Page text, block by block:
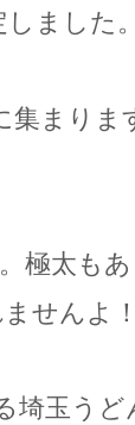
ました。
まりま
極太も
せんよ！
埼玉う